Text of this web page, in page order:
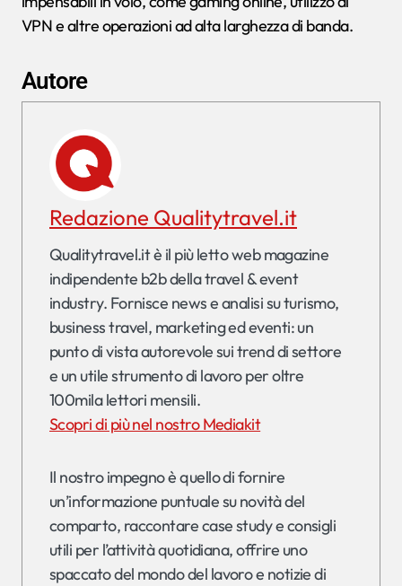
VPN e altre operazioni ad alta larghezza di banda.
Autore
Redazione Qualitytravel.it
Qualitytravel.it è il più letto web magazine
indipendente b2b della travel & event
industry. Fornisce news e analisi su turismo,
business travel, marketing ed eventi: un
punto di vista autorevole sui trend di settore
e un utile strumento di lavoro per oltre
100mila lettori mensili.
Scopri di più nel nostro Mediakit
Il nostro impegno è quello di fornire
un’informazione puntuale su novità del
comparto, raccontare case study e consigli
utili per l’attività quotidiana, offrire uno
spaccato del mondo del lavoro e notizie di